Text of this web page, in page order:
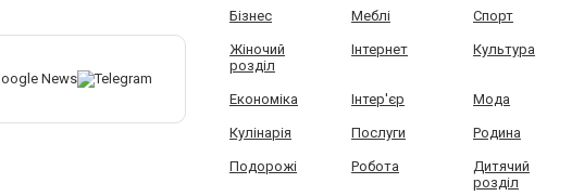
Бізнес Меблі Спорт
Жіночий
розділ
Інтернет Культура
Економіка Інтер'єр Мода
Кулінарія Послуги Родина
Подорожі Робота
Дитячий
розділ